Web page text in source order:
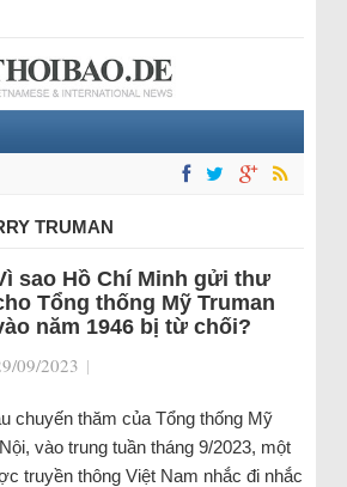
TRUMAN
sao Hồ Chí Minh gửi thư
Tổng thống Mỹ Truman
năm 1946 bị từ chối?
09/2023 |
chuyến thăm của Tổng thống Mỹ
vào trung tuần tháng 9/2023, một
truyền thông Việt Nam nhắc đi nhắc